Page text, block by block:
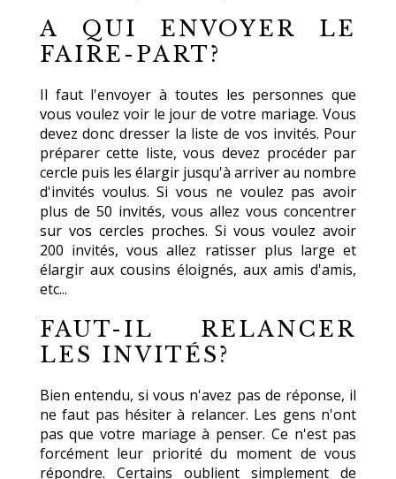
A QUI ENVOYER LE
FAIRE-PART?
Il faut l'envoyer à toutes les personnes que
vous voulez voir le jour de votre mariage. Vous
devez donc dresser la liste de vos invités. Pour
préparer cette liste, vous devez procéder par
cercle puis les élargir jusqu'à arriver au nombre
d'invités voulus. Si vous ne voulez pas avoir
plus de 50 invités, vous allez vous concentrer
sur vos cercles proches. Si vous voulez avoir
200 invités, vous allez ratisser plus large et
élargir aux cousins éloignés, aux amis d'amis,
etc...
FAUT-IL RELANCER
LES INVITÉS?
Bien entendu, si vous n'avez pas de réponse, il
ne faut pas hésiter à relancer. Les gens n'ont
pas que votre mariage à penser. Ce n'est pas
forcément leur priorité du moment de vous
répondre. Certains oublient simplement de